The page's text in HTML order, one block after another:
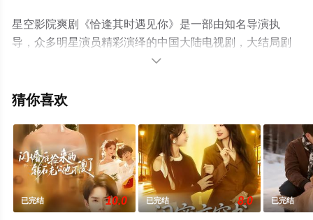
星空影院爽剧《恰逢其时遇见你》是一部由知名导演执
导，众多明星演员精彩演绎的中国大陆电视剧，大结局剧
情已揭晓（已完结），手机免费在线观看高清无删减完整
瓣电视剧、电视猫或剧情网等平台了解。

猜你喜欢
已完结 10.0 已完结 8.0 已完结